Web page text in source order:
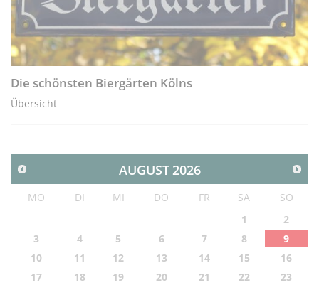
Die schönsten Biergärten Kölns
Übersicht
AUGUST 2026
MO DI MI DO FR SA
SO
1
2
3
4 5 6 7 8
9
10
11 12 13 14 15
16
17
18 19 20 21 22
23